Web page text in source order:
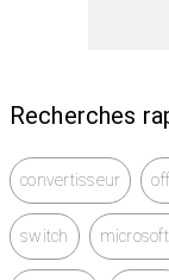
2 × ports USB
1 × port
Recherches
convertisseur
switch